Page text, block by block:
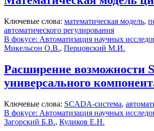
Ключевые слова: математическая модель,
автоматического регулирования
В фокусе: Автоматизация научных
Микельсон О.В., Перцовский М.И.
Расширение возможности
универсального
Ключевые слова: SCADA-система,
В фокусе: Автоматизация научных
Загорский Б.В., Куликов Е.Н.